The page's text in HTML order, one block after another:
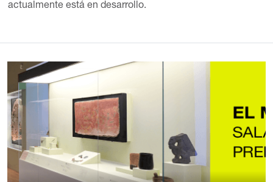
actualmente está en desarrollo.